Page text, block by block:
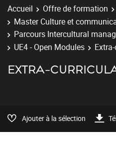
Accueil Offre de formation
Master Culture et
Parcours Intercultural
UE4 - Open Modules
EXTRA-
Ajouter à la sélection